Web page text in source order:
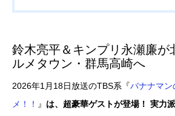
鈴木亮平＆キンプリ永瀬廉が
ルメタウン・群馬高崎へ
2026年1月18日放送のTBS系『バナナマン
メ！！ 』 は、超豪華ゲストが登場！ 実力